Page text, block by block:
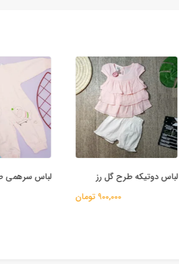
لباس دوتیکه طرح گل رز
900,000 تومان
لباس سرهمی